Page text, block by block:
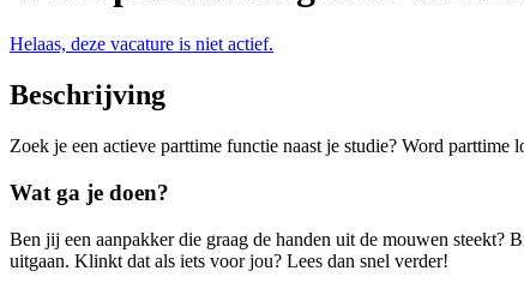
Helaas, deze vacature is niet actief.
Beschrijving
Zoek je een actieve parttime functie naast je studie? Word
Wat ga je doen?
Ben jij een aanpakker die graag de handen uit de mouwen steekt?
uitgaan. Klinkt dat als iets voor jou? Lees dan snel verder!